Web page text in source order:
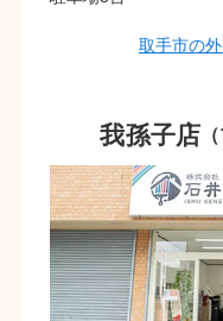
取手市の
我孫子店